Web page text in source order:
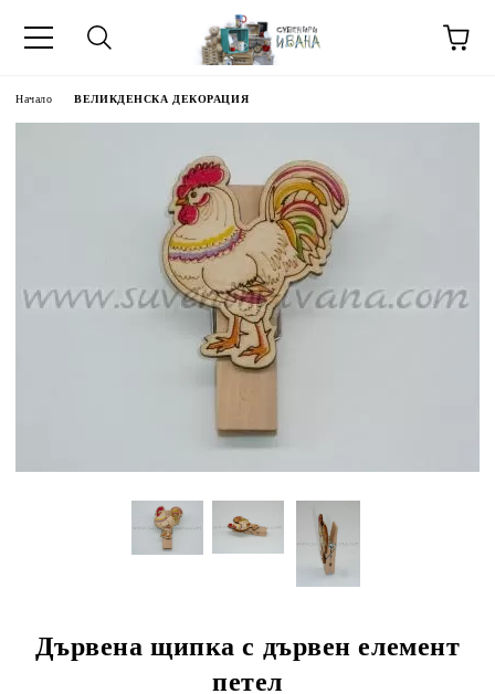
Начало ВЕЛИКДЕНСКА ДЕКОРАЦИЯ
Дървена щипка с дървен елемент
петел